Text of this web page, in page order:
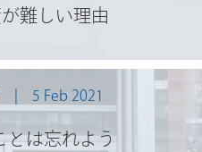
難しい理由
5 Feb 2021
とは忘れよう